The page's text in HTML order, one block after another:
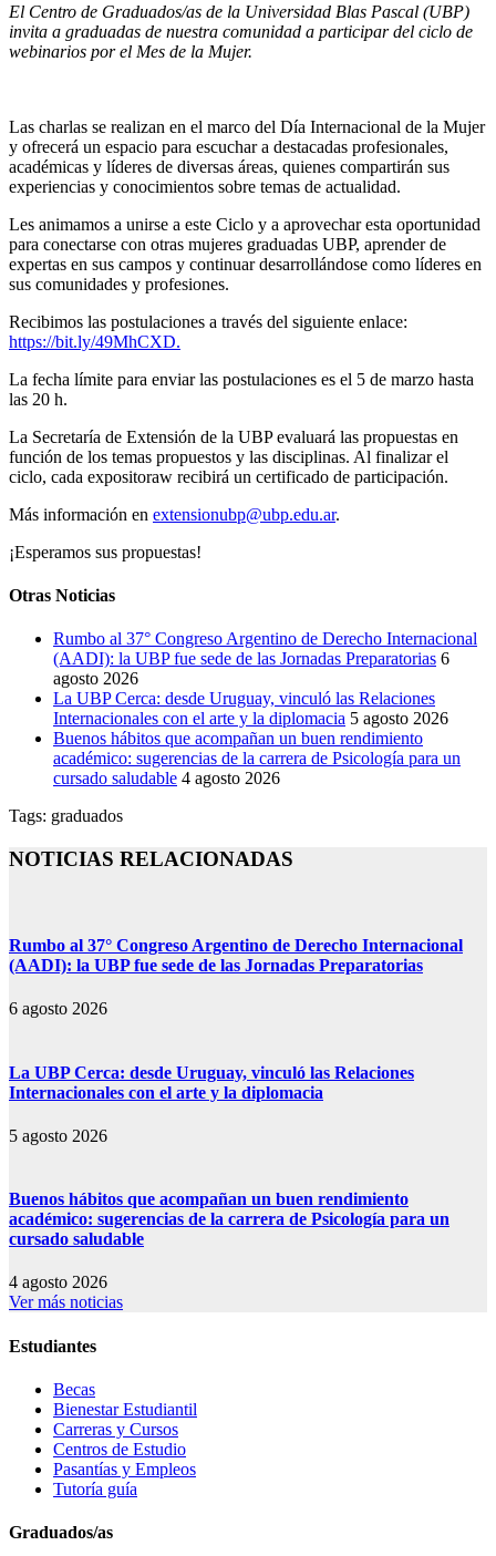
El Centro de Graduados/as de la Universidad Blas Pascal (UBP)
invita a graduadas de nuestra comunidad a participar del ciclo de
webinarios por el Mes de la Mujer.
Las charlas se realizan en el marco del Día Internacional de la Mujer
y ofrecerá un espacio para escuchar a destacadas profesionales,
académicas y líderes de diversas áreas, quienes compartirán sus
experiencias y conocimientos sobre temas de actualidad.
Les animamos a unirse a este Ciclo y a aprovechar esta oportunidad
para conectarse con otras mujeres graduadas UBP, aprender de
expertas en sus campos y continuar desarrollándose como líderes en
sus comunidades y profesiones.
Recibimos las postulaciones a través del siguiente enlace:
https://bit.ly/49MhCXD.
La fecha límite para enviar las postulaciones es el 5 de marzo hasta
las 20 h.
La Secretaría de Extensión de la UBP evaluará las propuestas en
función de los temas propuestos y las disciplinas. Al finalizar el
ciclo, cada expositoraw recibirá un certificado de participación.
Más información en extensionubp@ubp.edu.ar.
¡Esperamos sus propuestas!
Otras Noticias
Rumbo al 37° Congreso Argentino de Derecho Internacional
(AADI): la UBP fue sede de las Jornadas Preparatorias 6
agosto 2026
La UBP Cerca: desde Uruguay, vinculó las Relaciones
Internacionales con el arte y la diplomacia 5 agosto 2026
Buenos hábitos que acompañan un buen rendimiento
académico: sugerencias de la carrera de Psicología para un
cursado saludable 4 agosto 2026
Tags: graduados
NOTICIAS RELACIONADAS
Rumbo al 37° Congreso Argentino de Derecho Internacional
(AADI): la UBP fue sede de las Jornadas Preparatorias
6 agosto 2026
La UBP Cerca: desde Uruguay, vinculó las Relaciones
Internacionales con el arte y la diplomacia
5 agosto 2026
Buenos hábitos que acompañan un buen rendimiento
académico: sugerencias de la carrera de Psicología para un
cursado saludable
4 agosto 2026
Ver más noticias
Estudiantes
Becas
Bienestar Estudiantil
Carreras y Cursos
Centros de Estudio
Pasantías y Empleos
Tutoría guía
Graduados/as